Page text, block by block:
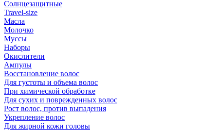
Солнцезащитные
Travel-size
Масла
Молочко
Муссы
Наборы
Окислители
Ампулы
Восстановление волос
Для густоты и объема волос
При химической обработке
Для сухих и поврежденных волос
Рост волос, против выпадения
Укрепление волос
Для жирной кожи головы